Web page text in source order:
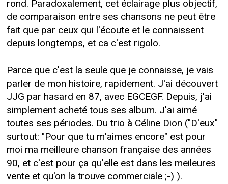
rond. Paradoxalement, cet éclairage plus objectif,
de comparaison entre ses chansons ne peut être
fait que par ceux qui l'écoute et le connaissent
depuis longtemps, et ca c'est rigolo.
Parce que c'est la seule que je connaisse, je vais
parler de mon histoire, rapidement. J'ai découvert
JJG par hasard en 87, avec EGCEGF. Depuis, j'ai
simplement acheté tous ses album. J'ai aimé
toutes ses périodes. Du trio à Céline Dion ("D'eux"
surtout: "Pour que tu m'aimes encore" est pour
moi ma meilleure chanson française des années
90, et c'est pour ça qu'elle est dans les meileures
vente et qu'on la trouve commerciale ;-) ).